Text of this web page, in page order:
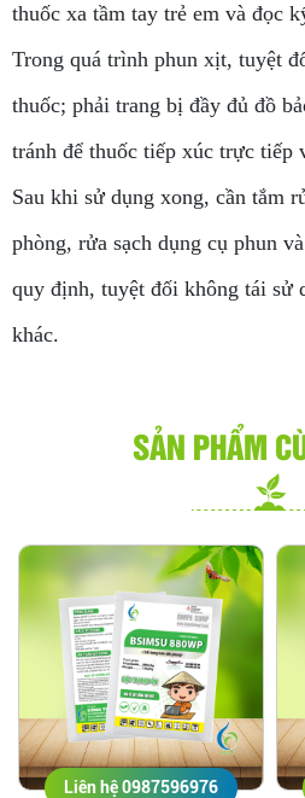
thuốc xa tầm tay trẻ em và đọc
Trong quá trình phun xịt, tuyệt
thuốc; phải trang bị đầy đủ đồ
tránh để thuốc tiếp xúc trực tiếp
Sau khi sử dụng xong, cần tắm
phòng, rửa sạch dụng cụ phun
quy định, tuyệt đối không tái sử
khác.
SẢN PHẨM
Liên hệ 0987596976